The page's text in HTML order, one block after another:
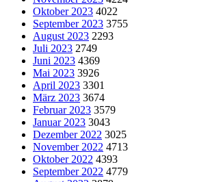
Oktober 2023 4022
September 2023 3755
August 2023 2293
Juli 2023 2749
Juni 2023 4369
Mai 2023 3926
April 2023 3301
März 2023 3674
Februar 2023 3579
Januar 2023 3043
Dezember 2022 3025
November 2022 4713
Oktober 2022 4393
September 2022 4779